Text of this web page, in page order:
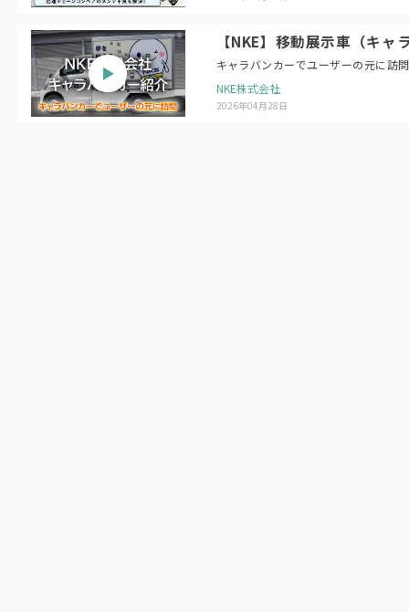
【NKE】移動展示車（キ
キャラバンカーでユーザーの元に訪問
NKE株式会社
2026年04月28日